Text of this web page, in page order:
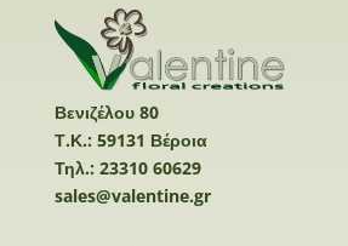
Βενιζέλου 80
Τ.Κ.: 59131 Βέροια
Τηλ.: 23310 60629
sales@valentine.gr